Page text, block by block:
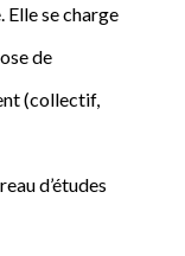
se charge
de
(collectif,
d’études